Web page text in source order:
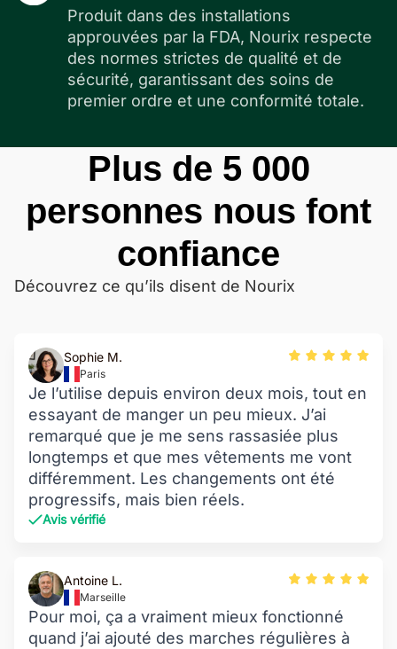
Produit dans des installations
approuvées par la FDA, Nourix respecte
des normes strictes de qualité et de
sécurité, garantissant des soins de
premier ordre et une conformité totale.
Plus de 5 000
personnes nous font
confiance
Découvrez ce qu’ils disent de Nourix
Sophie M.
Paris
Je l’utilise depuis environ deux mois, tout en
essayant de manger un peu mieux. J’ai
remarqué que je me sens rassasiée plus
longtemps et que mes vêtements me vont
différemment. Les changements ont été
progressifs, mais bien réels.
Avis vérifié
Antoine L.
Marseille
Pour moi, ça a vraiment mieux fonctionné
quand j’ai ajouté des marches régulières à